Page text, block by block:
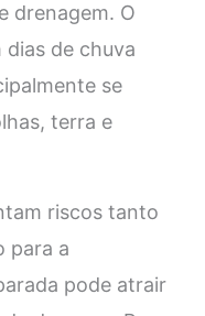
drenagem. O
dias de chuva
se
terra e
riscos tanto
para a
pode atrair